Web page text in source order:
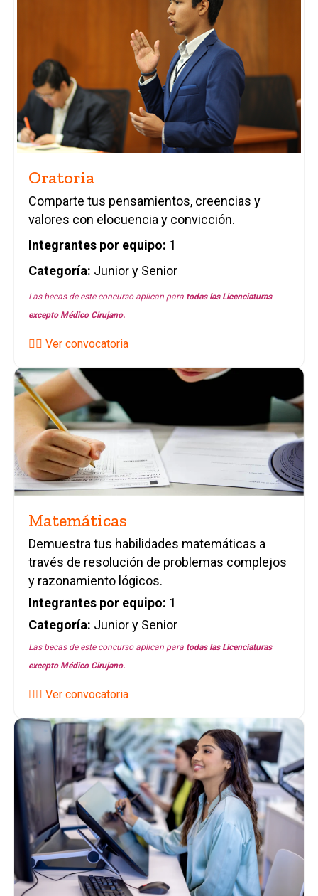
Oratoria
Comparte tus pensamientos, creencias y
valores con elocuencia y convicción.
Integrantes por equipo: 1
Categoría: Junior y Senior
Las becas de este concurso aplican para todas las Licenciaturas
excepto Médico Cirujano.
👉🏼 Ver convocatoria
Matemáticas
Demuestra tus habilidades matemáticas a
través de resolución de problemas complejos
y razonamiento lógicos.
Integrantes por equipo: 1
Categoría: Junior y Senior
Las becas de este concurso aplican para todas lasLicenciaturas
excepto Médico Cirujano.
👉🏼 Ver convocatoria